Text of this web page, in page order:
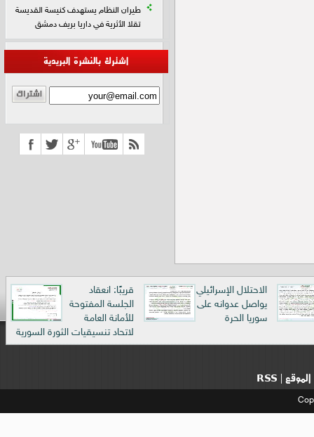
طيران النظام يستهدف كنيسة القديسة
تقلا الأثرية في داريا بريف دمشق
اشترك بالنشرة البريدية
الاحتلال الإسرائيلي
يواصل عدوانه على
سوريا الحرة
قريبًا: انعقاد
الجلسة المفتوحة
للأمانة العامة
لاتحاد تنسيقيات الثورة السورية
RSS